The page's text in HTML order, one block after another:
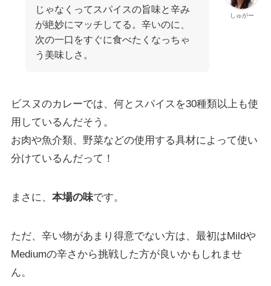
しゅがー
じゃなくってスパイスの旨味と辛み
が絶妙にマッチしてる。辛いのに、
次の一口をすぐに食べたくなっちゃ
う美味しさ。
ビスヌのカレーでは、何とスパイスを30種類以上も使
用しているんだそう。
お肉や魚介類、野菜などの使用する具材によって使い
分けているんだって！
まさに、 本場の味です。
ただ、辛い物があまり得意でない方は、最初はMildや
Mediumの辛さから挑戦した方が良いかもしれませ
ん。